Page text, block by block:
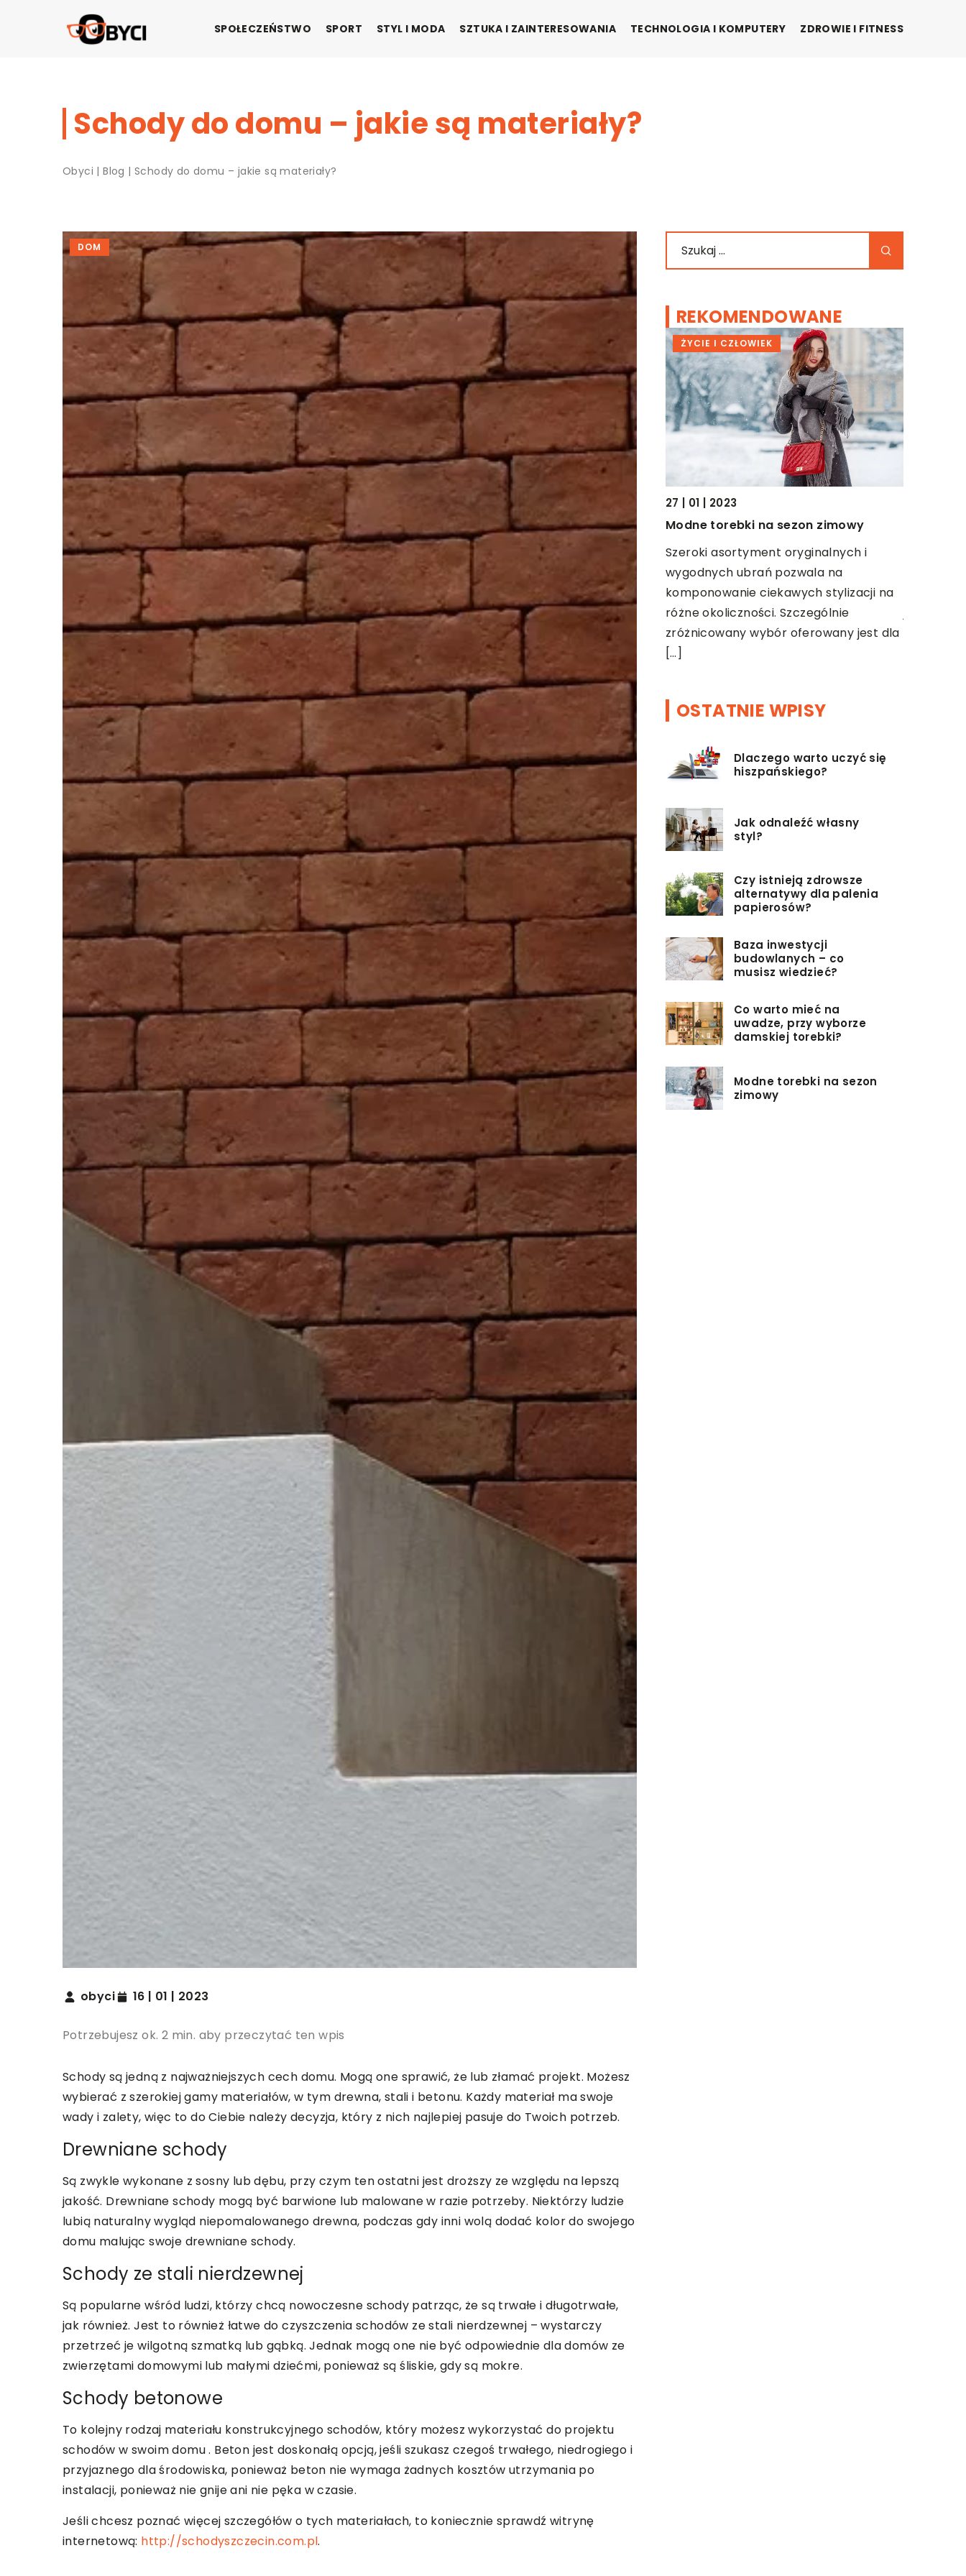
SPOŁECZEŃSTWO SPORT STYL I MODA SZTUKA I ZAINTERESOWANIA TECHNOLOGIA I KOMPUTERY ZDROWIE I FITNESS
Schody do domu – jakie są materiały?
Obyci |Blog |Schody do domu – jakie są materiały?
DOM
obyci 16 | 01 | 2023
Potrzebujesz ok. 2 min. aby przeczytać ten wpis
Schody są jedną z najważniejszych cech domu. Mogą one sprawić, że lub złamać projekt. Możesz
wybierać z szerokiej gamy materiałów, w tym drewna, stali i betonu. Każdy materiał ma swoje
wady i zalety, więc to do Ciebie należy decyzja, który z nich najlepiej pasuje do Twoich potrzeb.
Drewniane schody
Są zwykle wykonane z sosny lub dębu, przy czym ten ostatni jest droższy ze względu na lepszą
jakość. Drewniane schody mogą być barwione lub malowane w razie potrzeby. Niektórzy ludzie
lubią naturalny wygląd niepomalowanego drewna, podczas gdy inni wolą dodać kolor do swojego
domu malując swoje drewniane schody.
Schody ze stali nierdzewnej
Są popularne wśród ludzi, którzy chcą nowoczesne schody patrząc, że są trwałe i długotrwałe,
jak również. Jest to również łatwe do czyszczenia schodów ze stali nierdzewnej – wystarczy
przetrzeć je wilgotną szmatką lub gąbką. Jednak mogą one nie być odpowiednie dla domów ze
zwierzętami domowymi lub małymi dziećmi, ponieważ są śliskie, gdy są mokre.
Schody betonowe
To kolejny rodzaj materiału konstrukcyjnego schodów, który możesz wykorzystać do projektu
schodów w swoim domu . Beton jest doskonałą opcją, jeśli szukasz czegoś trwałego, niedrogiego i
przyjaznego dla środowiska, ponieważ beton nie wymaga żadnych kosztów utrzymania po
instalacji, ponieważ nie gnije ani nie pęka w czasie.
Jeśli chcesz poznać więcej szczegółów o tych materiałach, to koniecznie sprawdź witrynę
internetową: http://schodyszczecin.com.pl.
REKOMENDOWANE
DOM
05 | 12 | 2022
Kształt zlewozmywaka – jaki wybrać?
Jedną z najważniejszych rzeczy do
rozważenia przy zakupie zlewu
kuchennego jest kształt. Dostępnych
jest wiele rodzajów zlewów i każdy z […]
BUDOWNICTWO
Deski tarasowe – czym powinny się
charakteryzować?
Drewniane deski tarasowe są jedną z
najważniejszych części Twojego
pokładu. Są one powierzchnią, po której
chodzisz i stanowią większość struktury
[…]
ŻYCIE I CZŁOWIEK
27 | 01 | 2023
Modne torebki na sezon zimowy
Szeroki asortyment oryginalnych i
wygodnych ubrań pozwala na
komponowanie ciekawych stylizacji na
różne okoliczności. Szczególnie
zróżnicowany wybór oferowany jest dla
[…]
OSTATNIE WPISY
Dlaczego warto uczyć się
hiszpańskiego?
Jak odnaleźć własny
styl?
Czy istnieją zdrowsze
alternatywy dla palenia
papierosów?
Baza inwestycji
budowlanych – co
musisz wiedzieć?
Co warto mieć na
uwadze, przy wyborze
damskiej torebki?
Modne torebki na sezon
zimowy